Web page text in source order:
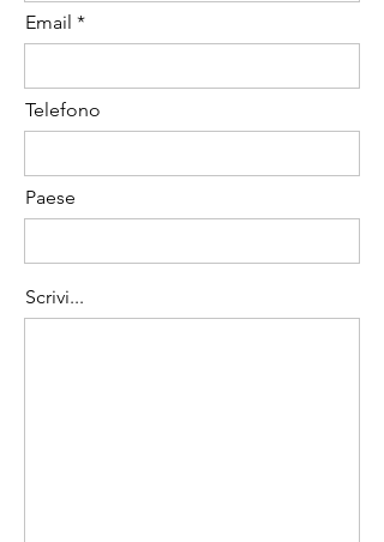
Email
Telefono
Paese
Scrivi...